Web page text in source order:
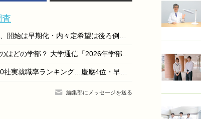
28卒の就活、開始は早期化・内々定希望は後ろ倒し…dodaキャンパス調査
就職に強いのはどの学部？ 大学通信「2026年学部系統別実就職ランキング」
有名企業400社実就職率ランキング…慶應4位・早大9位
編集部にメッセージを送る